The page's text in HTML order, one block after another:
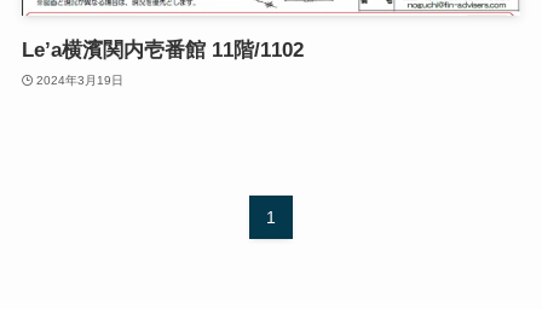
Le’a横濱関内壱番館 11階/1102
2024年3月19日
1